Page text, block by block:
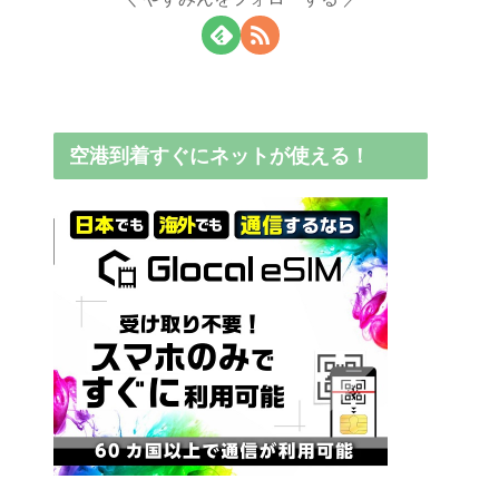
空港到着すぐにネットが使える！